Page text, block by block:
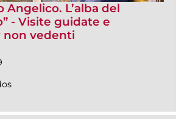
Angelico. L’alba del
- Visite guidate e
non vedenti